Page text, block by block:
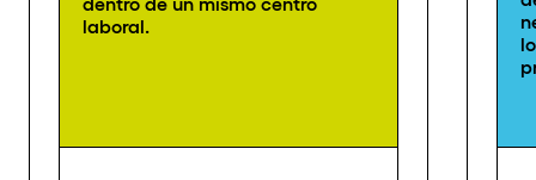
laboral.